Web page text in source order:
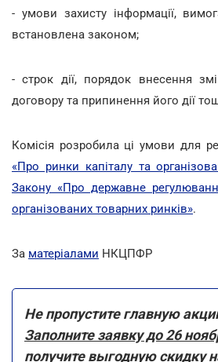
- умови захисту інформації,
встановлена законом;
- строк дії, порядок внесення
договору та припинення його дії
Комісія розробила ці умови для
«Про ринки капіталу та
Закону «Про державне
організованих товарних ринків».
За матеріалами НКЦПФР
Не пропустите главную
Заполните заявку до 26
получите выгодную скидку